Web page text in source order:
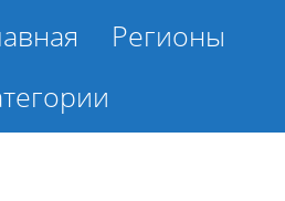
Регионы